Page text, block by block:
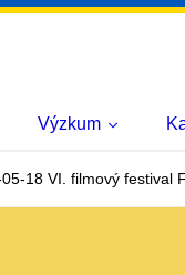
Výzkum
18 VI. filmový festival